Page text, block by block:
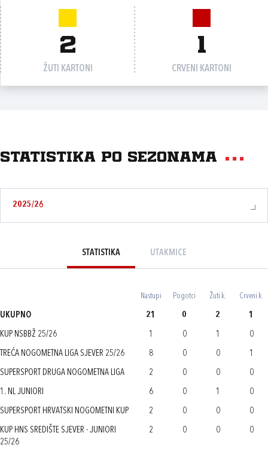
2
ŽUTI KARTONI
1
CRVENI KARTONI
Statistika po sezonama
2025/26
STATISTIKA UTAKMICE
Nastupi Pogotci Žuti k. Crveni k.
UKUPNO 21 0 2 1
KUP NSBBŽ 25/26 1 0 1 0
TREĆA NOGOMETNA LIGA SJEVER 25/26 8 0 0 1
SUPERSPORT DRUGA NOGOMETNA LIGA 2 0 0 0
1. NL JUNIORI 6 0 1 0
SUPERSPORT HRVATSKI NOGOMETNI KUP 2 0 0 0
KUP HNS SREDIŠTE SJEVER - JUNIORI
25/26
2 0 0 0